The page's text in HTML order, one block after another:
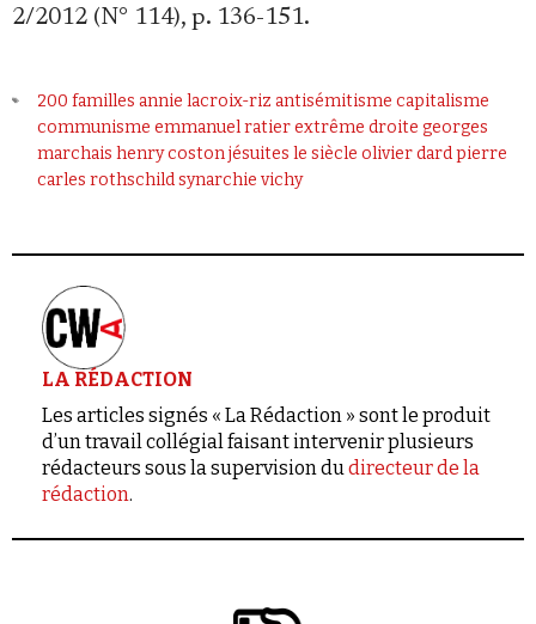
2/2012 (N° 114), p. 136-151.
200 familles annie lacroix-riz antisémitisme capitalisme
communisme emmanuel ratierextrême droite georges
marchais henry costonjésuites le siècle olivier dardpierre
carles rothschildsynarchie vichy
LA RÉDACTION
Les articles signés « La Rédaction » sont le produit
d’un travail collégial faisant intervenir plusieurs
rédacteurs sous la supervision dudirecteur de la
rédaction.